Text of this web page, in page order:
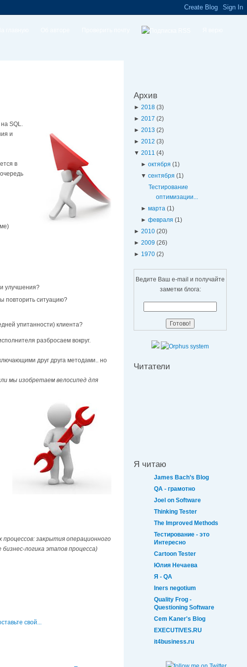
SQL.
и
в
улучшения?
повторить ситуацию?
упитанности) клиента?
разбросаем вокруг.
друг друга методами.. но
мы изобретаем велосипед для
закрытия операционного
логика этапов процесса)
свой...
Архив
► 2018 (3)
► 2017 (2)
► 2013 (2)
► 2012 (3)
▼ 2011 (4)
►октября(1)
▼сентября(1)
Тестирование
оптимизации...
►марта(1)
►февраля(1)
► 2010 (20)
► 2009 (26)
► 1970 (2)
Ведите Ваш e-mail и получайте
заметки блога:
Читатели
Я читаю
James Bach’s Blog
QA - грамотно
Joel on Software
Thinking Tester
The Improved Methods
Тестирование - это
Интересно
Cartoon Tester
Юлия Нечаева
Я - QA
Iners negotium
Quality Frog -
Questioning Software
Cem Kaner's Blog
EXECUTIVES.RU
it4business.ru